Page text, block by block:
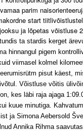
parim
start
ja lõpetas võistluse
tundis ta stardis kerget
hinnangul pigem
viimasel kolmel
pisut käest,
Võistluse võitis
kes läbi raja ajaga
kuue minutiga.
ja Simona Aebersold
Annika Rihma